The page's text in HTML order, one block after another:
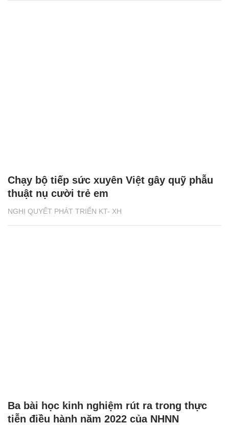
NGHỊ QUYẾT PHÁT TRIỂN KT- XH
Chạy bộ tiếp sức xuyên Việt gây quỹ phẫu
thuật nụ cười trẻ em
Ba bài học kinh nghiệm rút ra trong thực
tiễn điều hành năm 2022 của NHNN